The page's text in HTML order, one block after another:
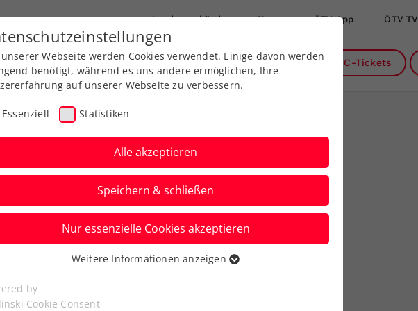
Landesverbände News ÖTV App ÖTV TV
Ausbildung Services Über uns DC-Tickets
mit gleich 3 Tennis-
in einer Woche
Webseite werden Cookies verwendet. Einige davon werden
benötigt, während es uns andere ermöglichen, Ihre
auf unserer Webseite zu verbessern.
Essenziell Statistiken
Alle akzeptieren
Speichern & schließen
Nur essenzielle Cookies akzeptieren
Cookies werden für grundlegende Funktionen der
benötigt. Dadurch ist gewährleistet, dass die Webseite
Weitere Informationen anzeigen
by
Cookie Consent